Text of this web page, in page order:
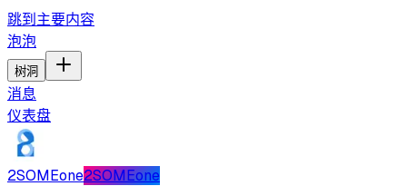
跳到主要内容
泡泡
树洞
消息
仪表盘
2SOMEone2SOMEone